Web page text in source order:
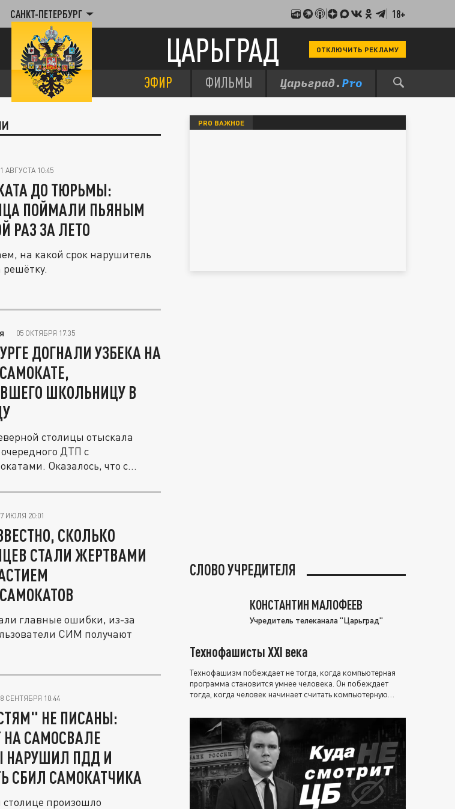
САНКТ-ПЕТЕРБУРГ 18+
ЦАРЬГРАД ОТКЛЮЧИТЬ РЕКЛАМУ
ЭФИР ФИЛЬМЫ
АВГУСТА 10:45
ДО ТЮРЬМЫ:
ПОЙМАЛИ ПЬЯНЫМ
РАЗ ЗА ЛЕТО
на какой срок нарушитель
решётку.
05 ОКТЯБРЯ 17:35
ДОГНАЛИ УЗБЕКА НА
ШКОЛЬНИЦУ В
столицы отыскала
ДТП с
Оказалось, что с
ИЮЛЯ 20:01
СКОЛЬКО
СТАЛИ ЖЕРТВАМИ
главные ошибки, из-за
СИМ получают
СЕНТЯБРЯ 10:44
НЕ ПИСАНЫ:
НА САМОСВАЛЕ
ПДД И
СБИЛ САМОКАТЧИКА
произошло
PRO ВАЖНОЕ
СЛОВО УЧРЕДИТЕЛЯ
КОНСТАНТИН МАЛОФЕЕВ
Учредитель телеканала "Царьград"
Технофашисты XXI века
Технофашизм побеждает не тогда, когда компьютерная
программа становится умнее человека. Он побеждает
тогда, когда человек начинает считать компьютерную